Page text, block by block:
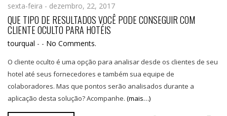
sexta-feira - dezembro, 22, 2017
QUE TIPO DE RESULTADOS VOCÊ PODE CONSEGUIR COM
CLIENTE OCULTO PARA HOTÉIS
tourqual - - No Comments.
O cliente oculto é uma opção para analisar desde os clientes de seu
hotel até seus fornecedores e também sua equipe de
colaboradores. Mas que pontos serão analisados durante a
aplicação desta solução? Acompanhe. (mais…)